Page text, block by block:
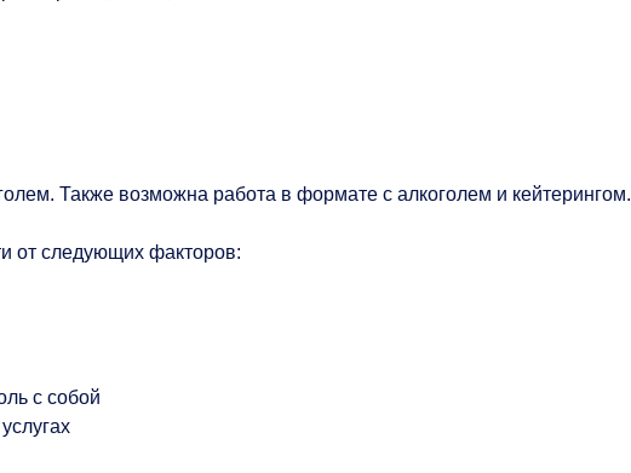
Также возможна работа в формате с алкоголем и кейтерингом.
от следующих факторов:
с собой